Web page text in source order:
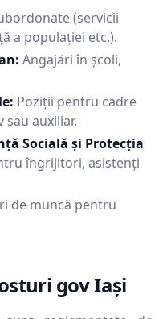
(servicii
a populației etc.).
Angajări în școli,
Poziții pentru cadre
auxiliar.
Socială și Protecția
îngrijitori, asistenți
de muncă pentru
govIaşi